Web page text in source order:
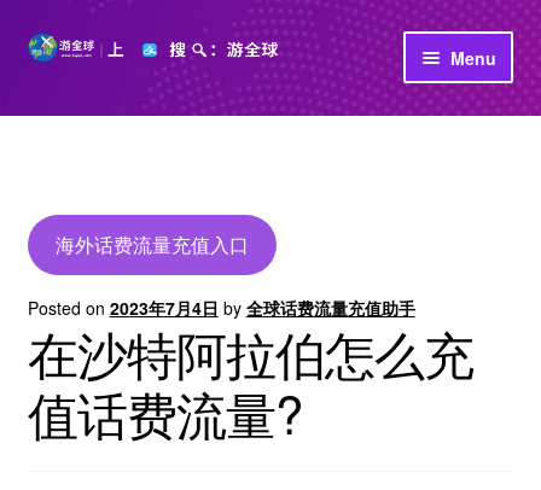
Skip
Skip
Menu
首页
公司介绍
海外话费流量充值入口
Posted on 2023年7月4日 by 全球话费流量充值助手
在沙特阿拉伯怎么充
值话费流量?